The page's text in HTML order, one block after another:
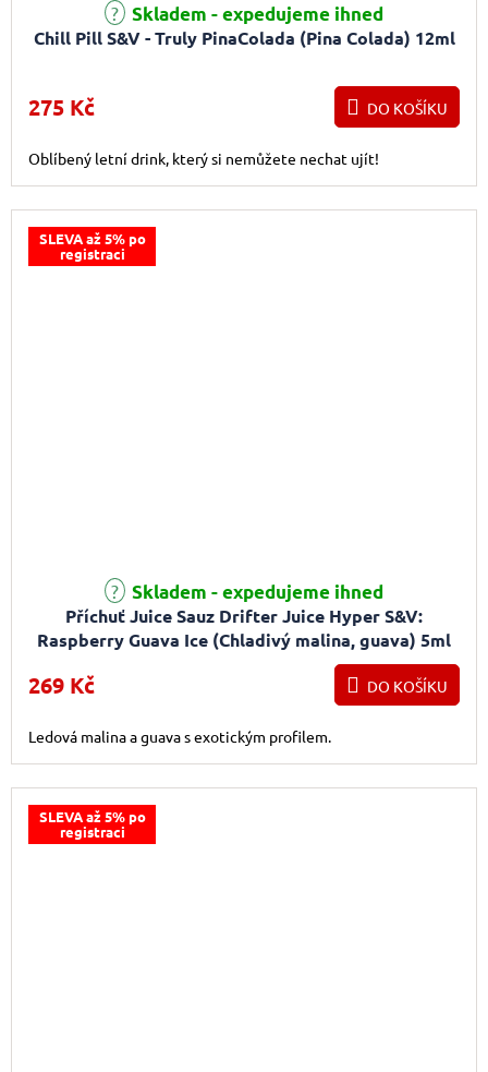
Chill Pill S&V - Truly PinaColada (Pina Colada) 12ml
Skladem - expedujeme ihned
275 Kč DO KOŠÍKU
Oblíbený letní drink, který si nemůžete nechat ujít!
SLEVA až 5% po
registraci
Příchuť Juice Sauz Drifter Juice Hyper S&V:
Raspberry Guava Ice (Chladivý malina, guava) 5ml
Skladem - expedujeme ihned
269 Kč DO KOŠÍKU
Ledová malina a guava s exotickým profilem.
SLEVA až 5% po
registraci